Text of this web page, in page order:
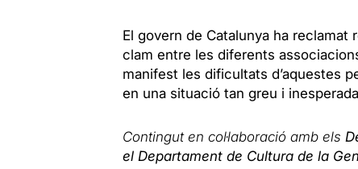
El govern de Catalunya ha reclamat
clam entre les diferents
manifest les dificultats d’aquestes
en una situació tan greu i
Contingut en col·laboració amb els
el Departament de Cultura de la